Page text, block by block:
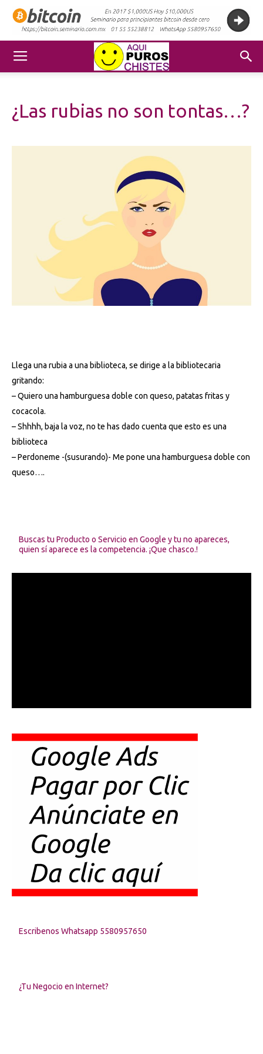
¿Las rubias no son tontas…?
Llega una rubia a una biblioteca, se dirige a la bibliotecaria
gritando:
– Quiero una hamburguesa doble con queso, patatas fritas y
cocacola.
– Shhhh, baja la voz, no te has dado cuenta que esto es una
biblioteca
– Perdoneme -(susurando)- Me pone una hamburguesa doble con
queso….
Buscas tu Producto o Servicio en Google y tu no apareces,
quien sí aparece es la competencia. ¡Que chasco.!
Escribenos Whatsapp 5580957650
¿Tu Negocio en Internet?